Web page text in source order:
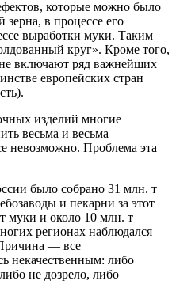
которые можно было
зерна, в процессе его
выработки муки. Таким
круг». Кроме того,
включают ряд важнейших
европейских стран
изделий многие
весьма и весьма
невозможно. Проблема эта
было собрано 31 млн. т
и пекарни за этот
муки и около 10 млн. т
регионах наблюдался
— все
некачественным: либо
не дозрело, либо